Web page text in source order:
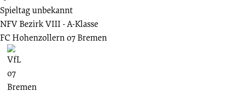
Spieltag unbekannt
NFV Bezirk VIII - A-Klasse
FC Hohenzollern 07 Bremen